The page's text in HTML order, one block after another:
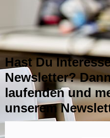
Hast Du
Newsletter?
laufenden und
unserem